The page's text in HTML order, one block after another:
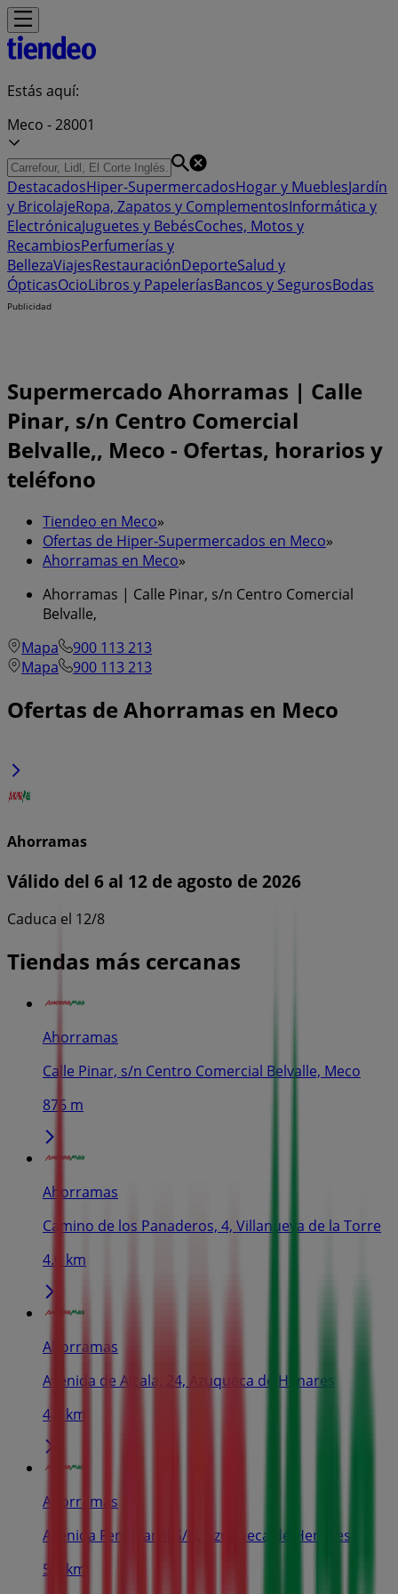
Estás aquí:
Meco - 28001
DestacadosHiper-SupermercadosHogar y MueblesJardín
y BricolajeRopa, Zapatos y ComplementosInformática y
ElectrónicaJuguetes y BebésCoches, Motos y
RecambiosPerfumerías y
BellezaViajesRestauraciónDeporteSalud y
ÓpticasOcioLibros y PapeleríasBancos y SegurosBodas
Publicidad
Supermercado Ahorramas | Calle
Pinar, s/n Centro Comercial
Belvalle,, Meco - Ofertas, horarios y
teléfono
Tiendeo en Meco»
Ofertas de Hiper-Supermercados en Meco»
Ahorramas en Meco»
Ahorramas | Calle Pinar, s/n Centro Comercial
Belvalle,
Mapa
900 113 213
Mapa
900 113 213
Ofertas de Ahorramas en Meco
Ahorramas
Válido del 6 al 12 de agosto de 2026
Caduca el 12/8
Tiendas más cercanas
Ahorramas
Calle Pinar, s/n Centro Comercial Belvalle, Meco
876 m
Ahorramas
Camino de los Panaderos, 4, Villanueva de la Torre
4.0 km
Ahorramas
Avenida de Alcala, 24, Azuqueca de Henares
4.9 km
Ahorramas
Avenida Ferrocarril S/N, Azuqueca de Henares
5.4 km